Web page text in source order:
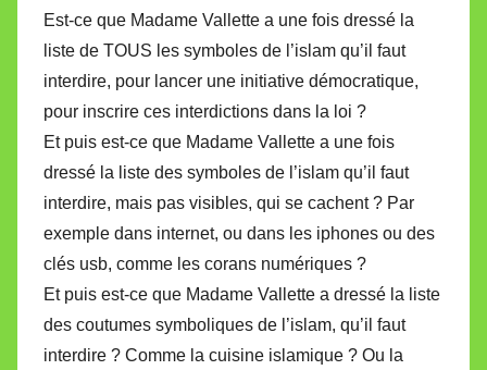
Est-ce que Madame Vallette a une fois dressé la
liste de TOUS les symboles de l’islam qu’il faut
interdire, pour lancer une initiative démocratique,
pour inscrire ces interdictions dans la loi ?
Et puis est-ce que Madame Vallette a une fois
dressé la liste des symboles de l’islam qu’il faut
interdire, mais pas visibles, qui se cachent ? Par
exemple dans internet, ou dans les iphones ou des
clés usb, comme les corans numériques ?
Et puis est-ce que Madame Vallette a dressé la liste
des coutumes symboliques de l’islam, qu’il faut
interdire ? Comme la cuisine islamique ? Ou la